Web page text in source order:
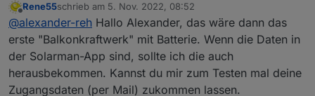
und finde den voll super!
Mir fehlt leider nur eine Kleinigkeit...
Der abgefragte WR ist ein Sofar HYD-20KTL-
Batterie abfragen damit ich weiß wie voll die
Batterie ist und damit ein Relais schalten kann.
Ist das irgendwie Möglich?
DANKE euch!!!!
Offline
Rene55schrieb am 5. Nov. 2022, 08:52
zuletzt editiert von
@alexander-reh Hallo Alexander, das wäre dann das
erste "Balkonkraftwerk" mit Batterie. Wenn die Daten in
der Solarman-App sind, sollte ich die auch
herausbekommen. Kannst du mir zum Testen mal deine
Zugangsdaten (per Mail) zukommen lassen.